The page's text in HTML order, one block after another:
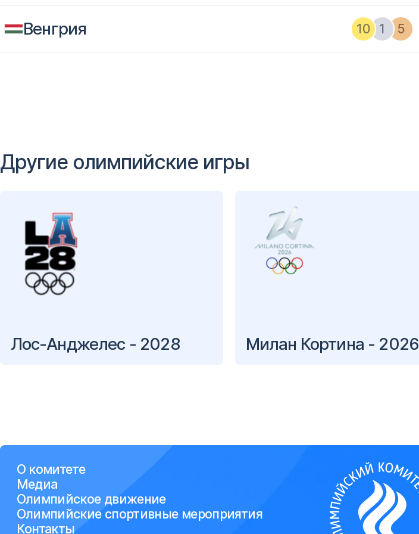
Венгрия 10 1 5
Другие олимпийские игры
Лос-Анджелес - 2028 Милан Кортина - 2026
О комитете
Медиа
Олимпийское движение
Олимпийские спортивные мероприятия
Контакты